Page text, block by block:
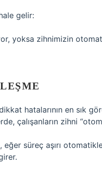
gelir:
yoksa zihnimizin
hatalarının en sık
çalışanların zihni
süreç aşırı